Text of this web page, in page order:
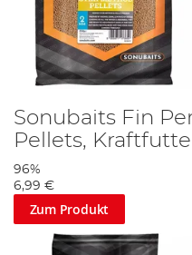
Sonubaits Fin
Pellets,
96%
6,99 €
Zum Produkt